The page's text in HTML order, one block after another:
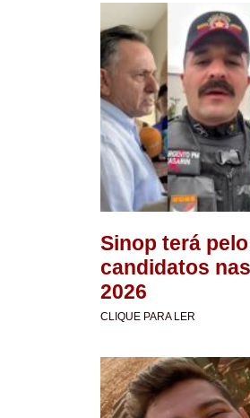
Sinop terá
candidatos
2026
CLIQUE PARA LER